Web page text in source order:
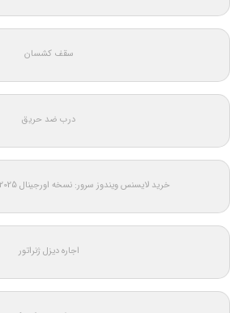
سقف کشسان
درب ضد حریق
خرید لایسنس ویندوز سرور: نسخه اورجینال Windows Server 2025
اجاره دیزل ژنراتور